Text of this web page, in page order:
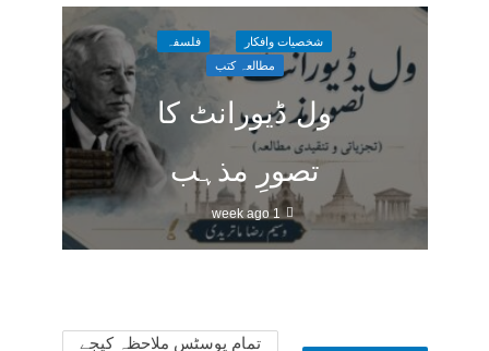
شخصیات وافکار
فلسفہ
مطالعہ کتب
ول ڈیورانٹ کا
تصورِ مذہب
1 week ago
تمام پوسٹس ملاحظہ کیجے